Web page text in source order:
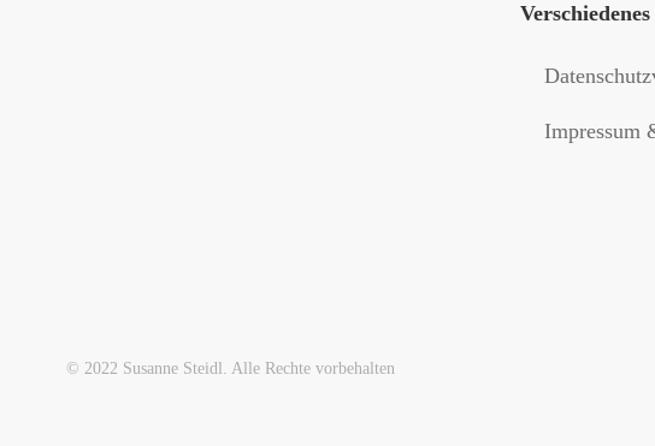
Verschiedenes
Impressum
© 2022 Susanne Steidl. Alle Rechte vorbehalten